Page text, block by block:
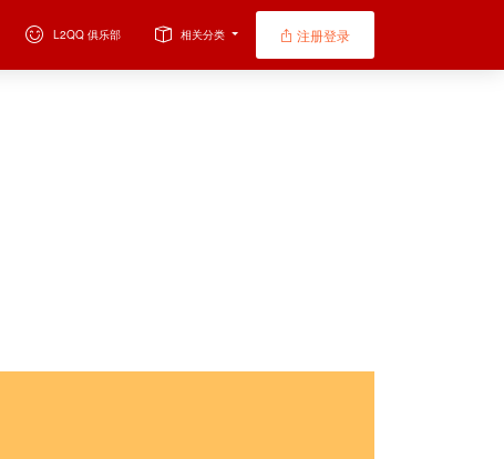
L2QQ 俱乐部 相关分类 注册登录